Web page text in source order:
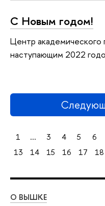
С Новым годом!
Центр академического
наступающим 2022
1 ... 3 4 5 6
13
14 15 16 17 18
О ВЫШКЕ